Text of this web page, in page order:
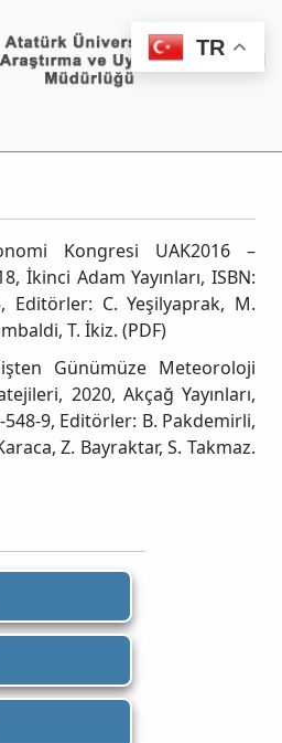
Kongresi UAK2016 –
İkinci Adam Yayınları, ISBN:
Editörler: C. Yeşilyaprak, M.
T. İkiz. (PDF)
Günümüze Meteoroloji
2020, Akçağ Yayınları,
548-9, Editörler: B. Pakdemirli,
Z. Bayraktar, S. Takmaz.
TR